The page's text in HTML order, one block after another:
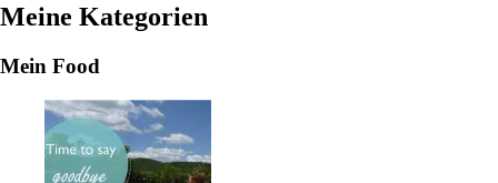
Meine Kategorien
Mein Food